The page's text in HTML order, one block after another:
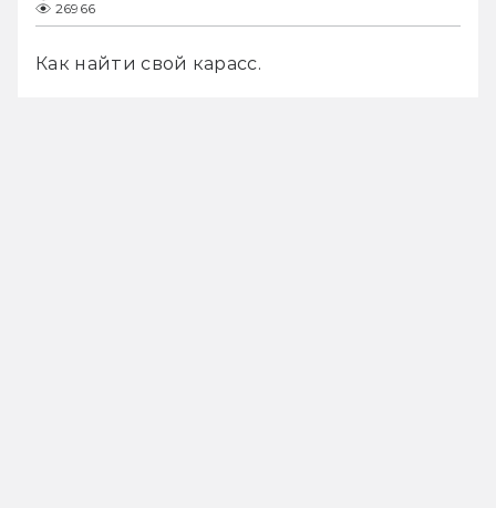
26966
Как найти свой карасс.